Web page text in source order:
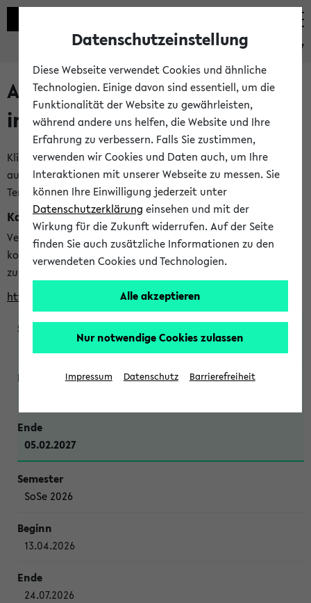
eKVV
Alle veröffentlichten Semester
im eKVV
Klicken Sie auf das Semester, welches Sie für Ihre Sitzung
auswählen möchten. Bitte beachten Sie auch die weiteren
Termine imKalender der Lehrplanung
Kalenderintegration
Verwenden Sie die folgende Adresse, um mit einer
kompatiblen Kalenderanwendung auf die Vorlesungszeiten
zuzugreifen (nähere Informationen
finden Sie hier
https://ekvv.uni-bielefeld.de/ws/calendar?vz
WiSe 2026/2027
05.02.2027
SoSe 2026
13.04.2026
24.07.2026
Datenschutzeinstellung
Diese Webseite verwendet Cookies und ähnliche
Technologien. Einige davon sind essentiell, um die
Funktionalität der Website zu gewährleisten,
während andere uns helfen, die Website und Ihre
Erfahrung zu verbessern. Falls Sie zustimmen,
verwenden wir Cookies und Daten auch, um Ihre
Interaktionen mit unserer Webseite zu messen. Sie
können Ihre Einwilligung jederzeit unter
Datenschutzerklärung einsehen und mit der
Wirkung für die Zukunft widerrufen. Auf der Seite
finden Sie auch zusätzliche Informationen zu den
verwendeten Cookies und Technologien.
Alle akzeptieren
Nur notwendige Cookies zulassen
Impressum Datenschutz Barrierefreiheit